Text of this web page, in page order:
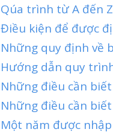
Qúa trình từ A đến
Điều kiện để được
Những quy định về
Hướng dẫn quy
Những điều cần
Những điều cần
Một năm được